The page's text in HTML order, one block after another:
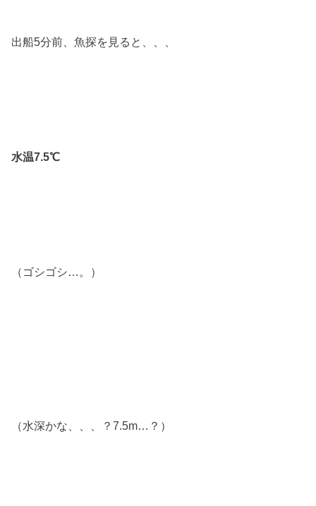
出船5分前、魚探を見ると、、、
水温7.5℃
（ゴシゴシ…。）
（水深かな、、、？7.5m…？）